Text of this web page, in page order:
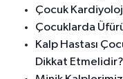
Çocuk
Çocuklarda
Kalp Hastası
Dikkat Etmelidir?